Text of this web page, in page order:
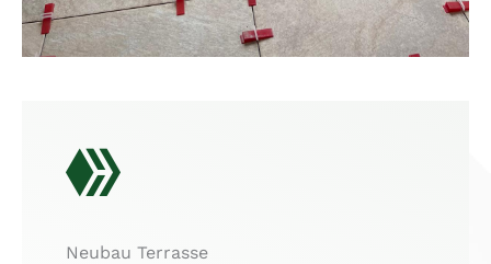
Neubau Terrasse